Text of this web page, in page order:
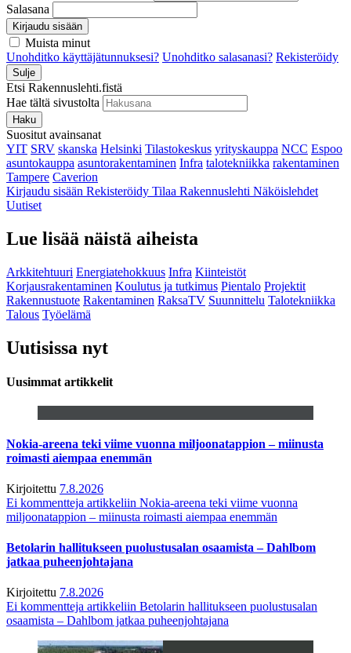
Salasana
Kirjaudu sisään
Muista minut
Unohditko käyttäjätunnuksesi? Unohditko salasanasi? Rekisteröidy
Sulje
Etsi Rakennuslehti.fistä
Hae tältä sivustolta
Haku
Suositut avainsanat
YIT SRV skanska Helsinki Tilastokeskus yrityskauppa NCC Espoo
asuntokauppa asuntorakentaminen Infra talotekniikka rakentaminen
Tampere Caverion
Kirjaudu sisään Rekisteröidy Tilaa Rakennuslehti Näköislehdet
Uutiset
Lue lisää näistä aiheista
Arkkitehtuuri Energiatehokkuus Infra Kiinteistöt
Korjausrakentaminen Koulutus ja tutkimus Pientalo Projektit
Rakennustuote Rakentaminen RaksaTV Suunnittelu Talotekniikka
Talous Työelämä
Uutisissa nyt
Uusimmat artikkelit
Nokia-areena teki viime vuonna miljoonatappion – miinusta
roimasti aiempaa enemmän
Kirjoitettu 7.8.2026
Ei kommentteja artikkeliin Nokia-areena teki viime vuonna
miljoonatappion – miinusta roimasti aiempaa enemmän
Betolarin hallitukseen puolustusalan osaamista – Dahlbom
jatkaa puheenjohtajana
Kirjoitettu 7.8.2026
Ei kommentteja artikkeliin Betolarin hallitukseen puolustusalan
osaamista – Dahlbom jatkaa puheenjohtajana